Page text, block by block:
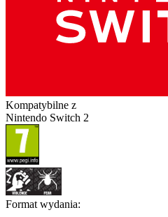
Kompatybilne z
Nintendo Switch 2
Format wydania: